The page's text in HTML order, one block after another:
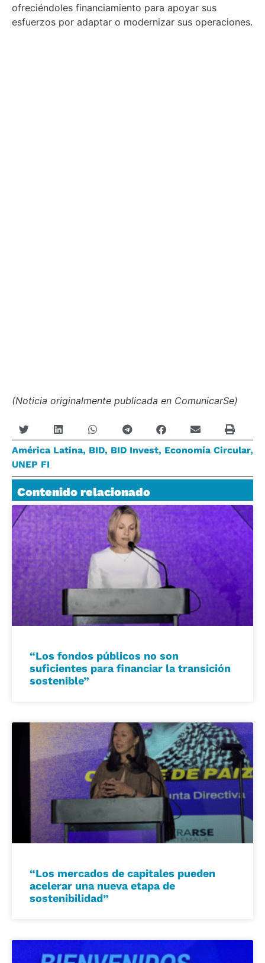
ofreciéndoles financiamiento para apoyar sus
esfuerzos por adaptar o modernizar sus operaciones.
(Noticia originalmente publicada en ComunicarSe)
América Latina, BID, BID Invest, Economía Circular,
UNEP FI
Contenido relacionado
“Los fondos públicos no son
suficientes para financiar la transición
sostenible”
“Los mercados de capitales pueden
acelerar una nueva etapa de
sostenibilidad”